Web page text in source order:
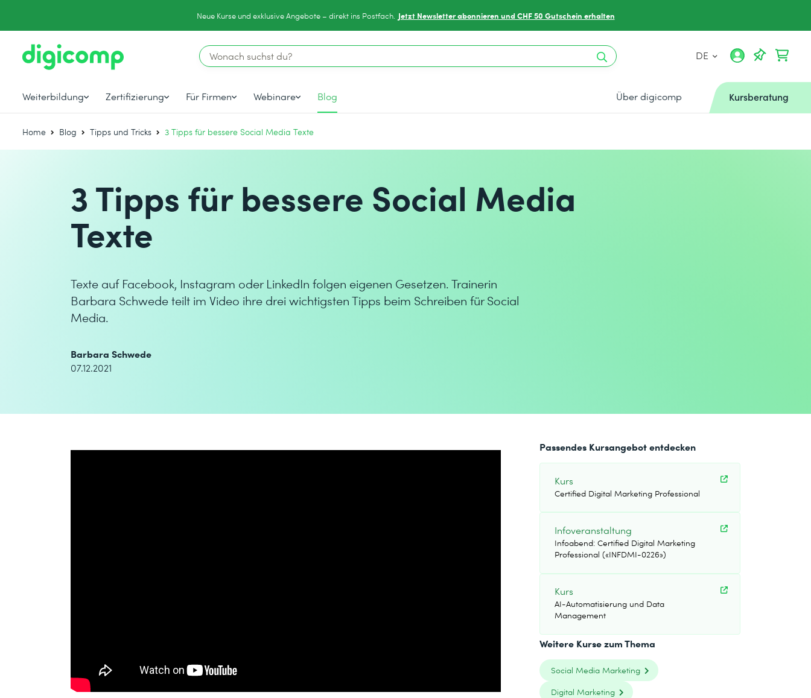
Neue Kurse und exklusive Angebote – direkt ins Postfach. Jetzt Newsletter abonnieren und CHF 50 Gutschein erhalten
DE
Weiterbildung Zertifizierung Für Firmen Webinare Blog Über digicomp Kursberatung
Home Blog Tipps und Tricks 3 Tipps für bessere Social Media Texte
3 Tipps für bessere Social Media
Texte
Texte auf Facebook, Instagram oder LinkedIn folgen eigenen Gesetzen. Trainerin
Barbara Schwede teilt im Video ihre drei wichtigsten Tipps beim Schreiben für Social
Media.
Barbara Schwede
07.12.2021
Passendes Kursangebot entdecken
Kurs
Certified Digital Marketing Professional
Infoveranstaltung
Infoabend: Certified Digital Marketing
Professional («INFDMI-0226»)
Kurs
AI-Automatisierung und Data
Management
Weitere Kurse zum Thema
Social Media Marketing
Digital Marketing